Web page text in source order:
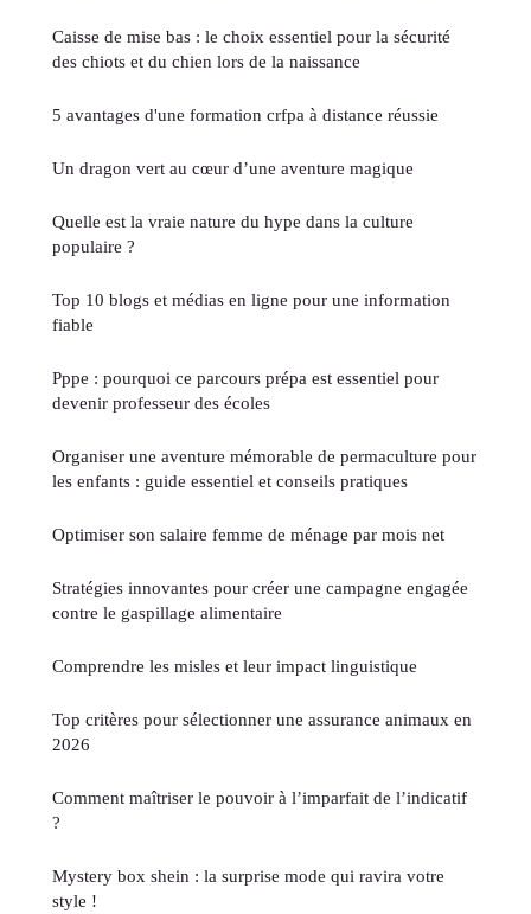
Caisse de mise bas : le choix essentiel pour la sécurité
des chiots et du chien lors de la naissance
5 avantages d'une formation crfpa à distance réussie
Un dragon vert au cœur d’une aventure magique
Quelle est la vraie nature du hype dans la culture
populaire ?
Top 10 blogs et médias en ligne pour une information
fiable
Pppe : pourquoi ce parcours prépa est essentiel pour
devenir professeur des écoles
Organiser une aventure mémorable de permaculture pour
les enfants : guide essentiel et conseils pratiques
Optimiser son salaire femme de ménage par mois net
Stratégies innovantes pour créer une campagne engagée
contre le gaspillage alimentaire
Comprendre les misles et leur impact linguistique
Top critères pour sélectionner une assurance animaux en
2026
Comment maîtriser le pouvoir à l’imparfait de l’indicatif
?
Mystery box shein : la surprise mode qui ravira votre
style !